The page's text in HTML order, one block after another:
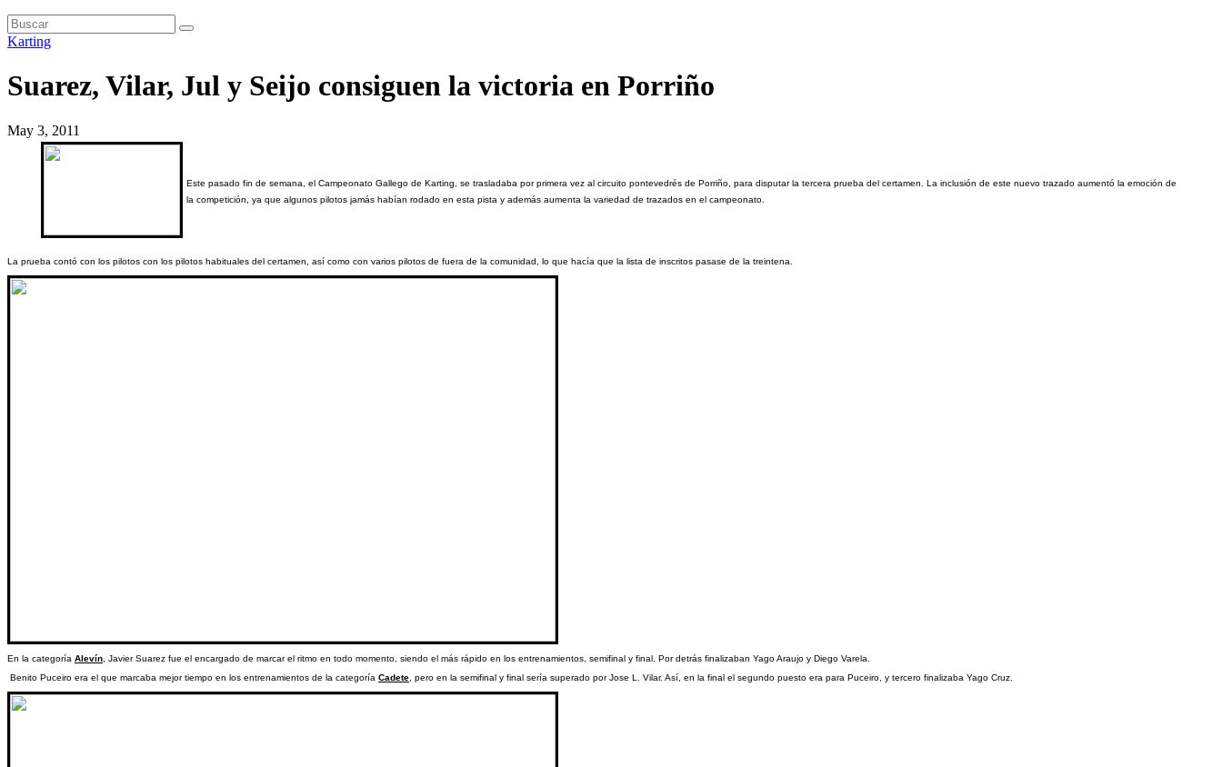
Karting
Suarez, Vilar, Jul y Seijo consiguen la victoria en Porriño
May 3, 2011
Este pasado fin de semana, el Campeonato Gallego de Karting, se trasladaba por primera vez al circuito pontevedrés de Porriño, para disputar la tercera prueba del certamen. La inclusión de este nuevo trazado aumentó la emoción de
la competición, ya que algunos pilotos jamás habían rodado en esta pista y además aumenta la variedad de trazados en el campeonato.
La prueba contó con los pilotos con los pilotos habituales del certamen, así como con varios pilotos de fuera de la comunidad, lo que hacía que la lista de inscritos pasase de la treintena.
En la categoría Alevín , Javier Suarez fue el encargado de marcar el ritmo en todo momento, siendo el más rápido en los entrenamientos, semifinal y final. Por detrás finalizaban Yago Araujo y Diego Varela.
Benito Puceiro era el que marcaba mejor tiempo en los entrenamientos de la categoría Cadete , pero en la semifinal y final sería superado por Jose L. Vilar. Así, en la final el segundo puesto era para Puceiro, y tercero finalizaba Yago Cruz.